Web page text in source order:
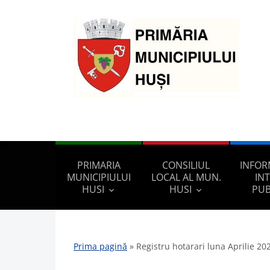
PRIMARIA
MUNICIPIULUI
HUSI
CONSILIUL
LOCAL AL MUN.
HUSI
Prima pagină » Registru hotarari luna Aprilie